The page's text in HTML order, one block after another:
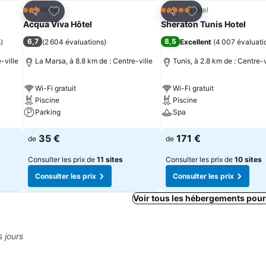
)
ville
Partager
Ajouter à mes favoris
3 ÉtoilesHôtel
Acqua Viva Hôtel
6,7 (2 604 évaluations)
La Marsa, à 8.8 km de : Centre-ville
Wi-Fi gratuit
Piscine
Parking
Consulter les prix
de 35 €
Consulter les prix de 11 sites
Consulter les prix
Partager
Ajouter à mes
5 Étoiles Hôtel
Sheraton Tunis Hotel
8,5 Excellent (4 007
Tunis, à 2.8 km de :
Wi-Fi gratuit
Piscine
Spa
Consulter les prix
de 171 €
Consulter les prix de 10 sites
Consulter les prix
Voir tous les hébergements
jours